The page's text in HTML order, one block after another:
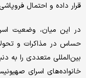
قرار داده و احتمال
در این میان، وضعیت
حساس در مذاکرات و
بین‌المللی متعددی را به
خانواده‌های اسرای